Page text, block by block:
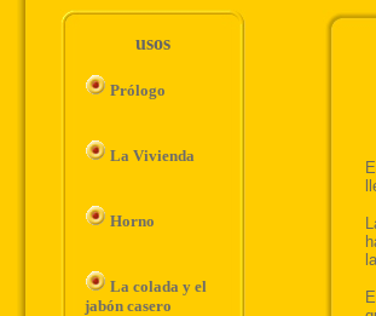
usos
Prólogo
La Vivienda
Horno
La colada y el
jabón casero